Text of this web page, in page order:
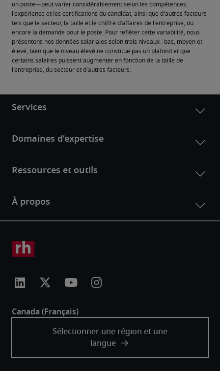
un poste—peut varier considérablement selon les compétences,
l'expérience et les certifications du candidat, ainsi que d'autres facteurs
tels que le secteur, la taille et le chiffre d’affaires de l'entreprise, ou
encore la demande pour le poste. Pour refléter cette variabilité, nous
présentons nos données salariales selon trois niveaux : bas, moyen et
élevé, bien que le niveau élevé ne constitue pas un plafond et que
certains salaires puissent augmenter en fonction de la taille de
l'entreprise, du secteur et d'autres facteurs.